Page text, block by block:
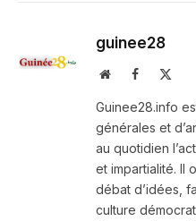
guinee28
WebsiteFacebook
Guinee28.info
générales et
au quotidien
et impartialité. Il
débat d’idées,
culture